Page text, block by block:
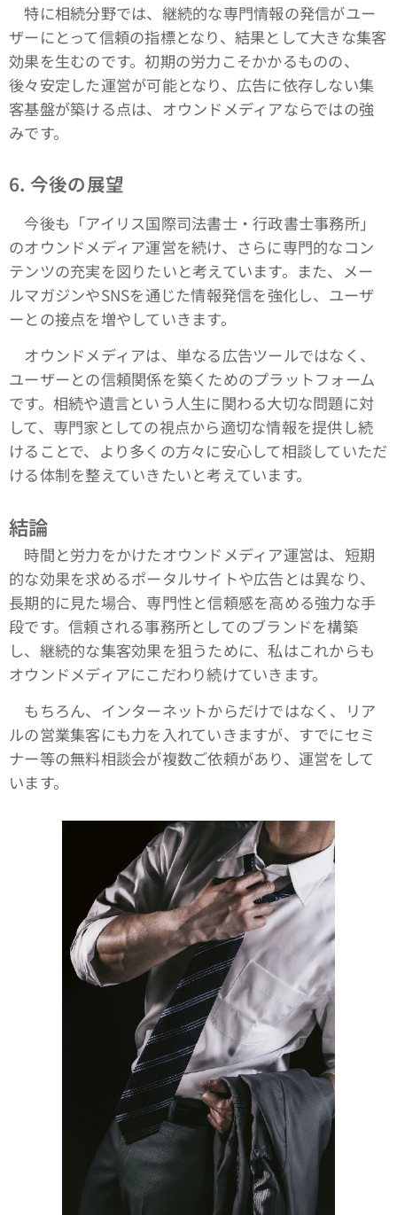
特に相続分野では、継続的な専門情報の発信がユー
ザーにとって信頼の指標となり、結果として大きな集客
効果を生むのです。初期の労力こそかかるものの、
後々安定した運営が可能となり、広告に依存しない集
客基盤が築ける点は、オウンドメディアならではの強
みです。
6. 今後の展望
今後も「アイリス国際司法書士・行政書士事務所」
のオウンドメディア運営を続け、さらに専門的なコン
テンツの充実を図りたいと考えています。また、メー
ルマガジンやSNSを通じた情報発信を強化し、ユーザ
ーとの接点を増やしていきます。
オウンドメディアは、単なる広告ツールではなく、
ユーザーとの信頼関係を築くためのプラットフォーム
です。相続や遺言という人生に関わる大切な問題に対
して、専門家としての視点から適切な情報を提供し続
けることで、より多くの方々に安心して相談していただ
ける体制を整えていきたいと考えています。
結論
時間と労力をかけたオウンドメディア運営は、短期
的な効果を求めるポータルサイトや広告とは異なり、
長期的に見た場合、専門性と信頼感を高める強力な手
段です。信頼される事務所としてのブランドを構築
し、継続的な集客効果を狙うために、私はこれからも
オウンドメディアにこだわり続けていきます。
もちろん、インターネットからだけではなく、リア
ルの営業集客にも力を入れていきますが、すでにセミ
ナー等の無料相談会が複数ご依頼があり、運営をして
います。